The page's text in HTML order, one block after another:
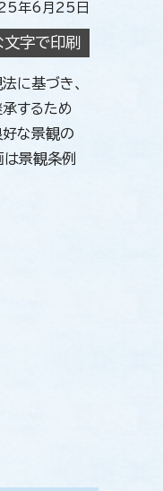
年6月25日
文字で印刷
に基づき、
するため
好な景観の
は景観条例